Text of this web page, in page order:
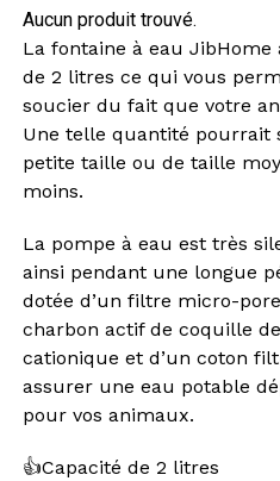
Aucun produit trouvé.
La fontaine à eau
de 2 litres ce qui vous
soucier du fait que votre
Une telle quantité pourrait
petite taille ou de taille
moins.
La pompe à eau est très
ainsi pendant une longue
dotée d’un filtre micro-
charbon actif de coquille
cationique et d’un coton
assurer une eau potable
pour vos animaux.
👍Capacité de 2 litres